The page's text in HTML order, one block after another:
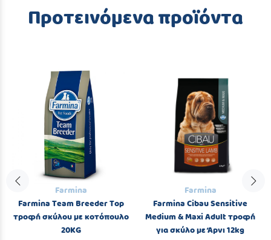
Προτεινόμενα προϊόντα
Farmina
Farmina Team Breeder Top
τροφή σκύλου με κοτόπουλο
20KG
Farmina
Farmina Cibau Sensitive
Medium & Maxi Adult τροφή
για σκύλο με Άρνι 12kg